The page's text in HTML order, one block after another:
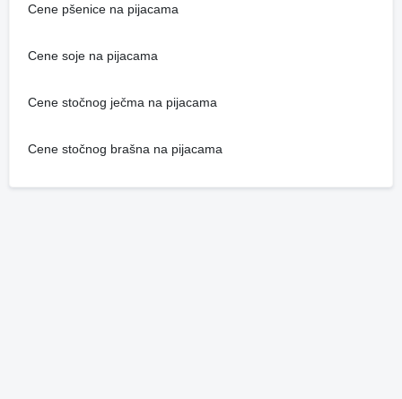
Cene pšenice na pijacama
Cene soje na pijacama
Cene stočnog ječma na pijacama
Cene stočnog brašna na pijacama